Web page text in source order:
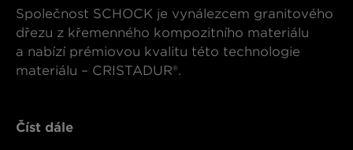
Společnost SCHOCK je vynálezcem granitového
dřezu z křemenného kompozitního materiálu
a nabízí prémiovou kvalitu této technologie
materiálu – CRISTADUR®.
Číst dále